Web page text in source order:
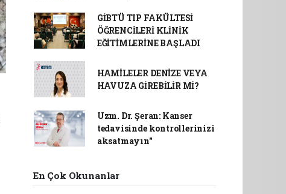
GİBTÜ TIP FAKÜLTESİ
ÖĞRENCİLERİ KLİNİK
EĞİTİMLERİNE BAŞLADI
HAMİLELER DENİZE VEYA
HAVUZA GİREBİLİR Mİ?
Uzm. Dr. Şeran: Kanser
tedavisinde kontrollerinizi
aksatmayın"
En Çok Okunanlar